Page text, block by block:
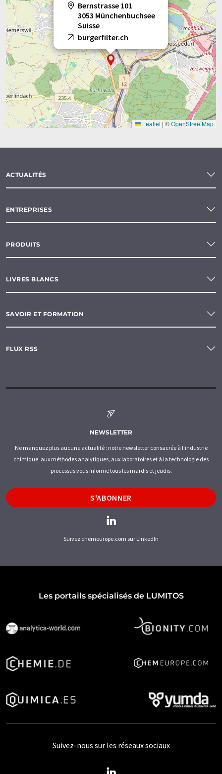
Bernstrasse 101
3053 Münchenbuchsee
Suisse
burgerfilter.ch
Leaflet | ©OpenStreetMap
ACTUALITÉS
ENTREPRISES
PRODUITS
LIVRES BLANCS
SAVOIR ET FORMATION
FLUX RSS
NEWSLETTER
Ne manquez plus aucune actualité : notre newsletter consacrée à l'industrie
chimique, aux méthodes analytiques, aux laboratoires et à la technologie des
processus vous informe tous les mardis et jeudis.
S'ABONNER
Suivez chemeurope.com sur LinkedIn
Les portails spécialisés de LUMITOS
Suivez-nous sur les réseaux sociaux